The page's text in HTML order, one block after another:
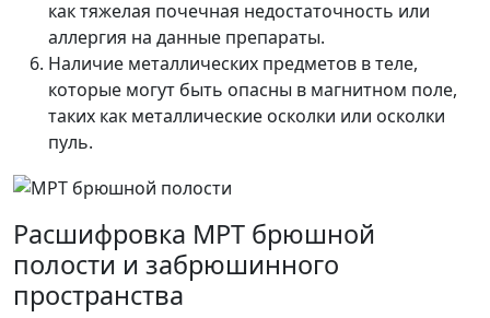
как тяжелая почечная недостаточность или
аллергия на данные препараты.
Наличие металлических предметов в теле,
которые могут быть опасны в магнитном поле,
таких как металлические осколки или осколки
пуль.
Расшифровка МРТ брюшной
полости и забрюшинного
пространства